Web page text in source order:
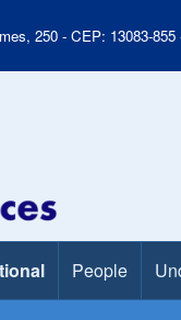
250 - CEP: 13083-
People